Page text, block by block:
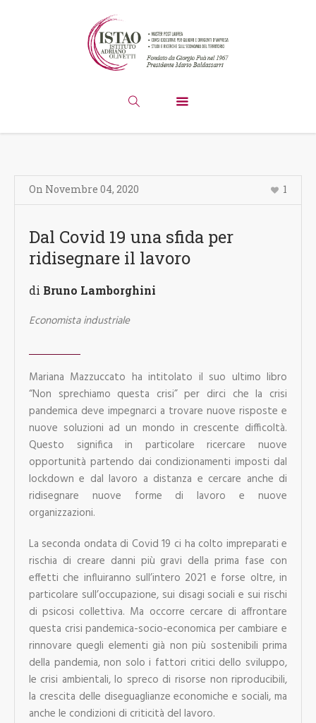
On Novembre 04, 2020 1
Dal Covid 19 una sfida per
ridisegnare il lavoro
di Bruno Lamborghini
Economista industriale
Mariana Mazzuccato ha intitolato il suo ultimo libro
“Non sprechiamo questa crisi” per dirci che la crisi
pandemica deve impegnarci a trovare nuove risposte e
nuove soluzioni ad un mondo in crescente difficoltà.
Questo significa in particolare ricercare nuove
opportunità partendo dai condizionamenti imposti dal
lockdown e dal lavoro a distanza e cercare anche di
ridisegnare nuove forme di lavoro e nuove
organizzazioni.
La seconda ondata di Covid 19 ci ha colto impreparati e
rischia di creare danni più gravi della prima fase con
effetti che influiranno sull’intero 2021 e forse oltre, in
particolare sull’occupazione, sui disagi sociali e sui rischi
di psicosi collettiva. Ma occorre cercare di affrontare
questa crisi pandemica-socio-economica per cambiare e
rinnovare quegli elementi già non più sostenibili prima
della pandemia, non solo i fattori critici dello sviluppo,
le crisi ambientali, lo spreco di risorse non riproducibili,
la crescita delle diseguaglianze economiche e sociali, ma
anche le condizioni di criticità del lavoro.